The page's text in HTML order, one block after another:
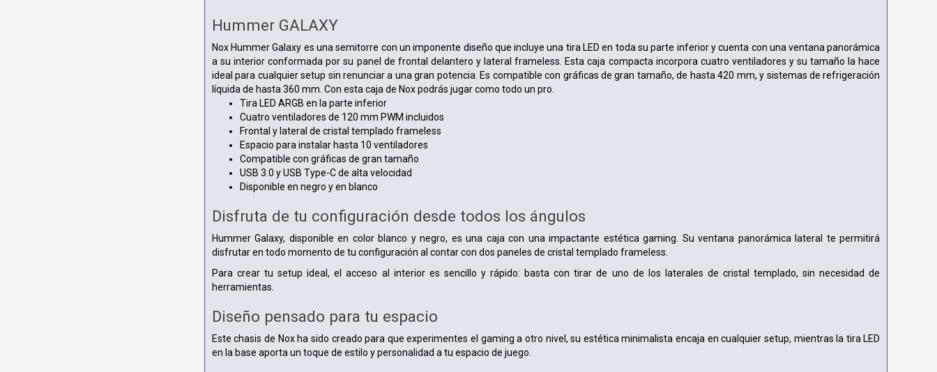
Hummer GALAXY
Nox Hummer Galaxy es una semitorre con un imponente diseño que incluye una tira LED en toda su parte inferior y cuenta con una ventana panorámica
a su interior conformada por su panel de frontal delantero y lateral frameless. Esta caja compacta incorpora cuatro ventiladores y su tamaño la hace
ideal para cualquier setup sin renunciar a una gran potencia. Es compatible con gráficas de gran tamaño, de hasta 420 mm, y sistemas de refrigeración
líquida de hasta 360 mm. Con esta caja de Nox podrás jugar como todo un pro.
Tira LED ARGB en la parte inferior
Cuatro ventiladores de 120 mm PWM incluidos
Frontal y lateral de cristal templado frameless
Espacio para instalar hasta 10 ventiladores
Compatible con gráficas de gran tamaño
USB 3.0 y USB Type-C de alta velocidad
Disponible en negro y en blanco
Disfruta de tu configuración desde todos los ángulos
Hummer Galaxy, disponible en color blanco y negro, es una caja con una impactante estética gaming. Su ventana panorámica lateral te permitirá
disfrutar en todo momento de tu configuración al contar con dos paneles de cristal templado frameless.
Para crear tu setup ideal, el acceso al interior es sencillo y rápido: basta con tirar de uno de los laterales de cristal templado, sin necesidad de
herramientas.
Diseño pensado para tu espacio
Este chasis de Nox ha sido creado para que experimentes el gaming a otro nivel, su estética minimalista encaja en cualquier setup, mientras la tira LED
en la base aporta un toque de estilo y personalidad a tu espacio de juego.